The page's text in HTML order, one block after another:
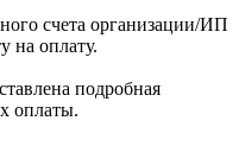
счета организации/ИП
на оплату.
подробная
оплаты.